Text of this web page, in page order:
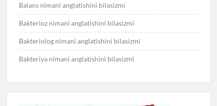
Balans nimani anglatishini bilasizmi
Bakterioz nimani anglatishini bilasizmi
Bakteriolog nimani anglatishini bilasizmi
Bakteriya nimani anglatishini bilasizmi